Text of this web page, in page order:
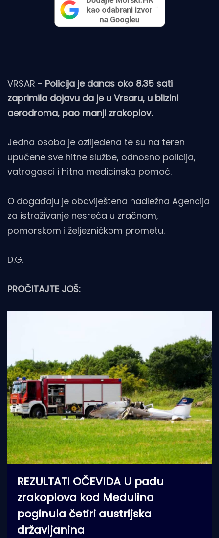
VRSAR - Policija je danas oko 8.35 sati
zaprimila dojavu da je u Vrsaru, u blizini
aerodroma, pao manji zrakoplov.
Jedna osoba je ozlijeđena te su na teren
upućene sve hitne službe, odnosno policija,
vatrogasci i hitna medicinska pomoć.
O događaju je obaviještena nadležna Agencija
za istraživanje nesreća u zračnom,
pomorskom i željezničkom prometu.
D.G.
PROČITAJTE JOŠ:
REZULTATI OČEVIDA U padu
zrakoplova kod Medulina
poginula četiri austrijska
državljanina